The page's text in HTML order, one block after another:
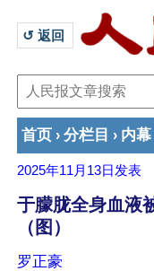
↺ 返回
首页 › 分栏目 › 内幕
2025年11月13日 发表
于朦胧全身血液
（图）
罗正豪